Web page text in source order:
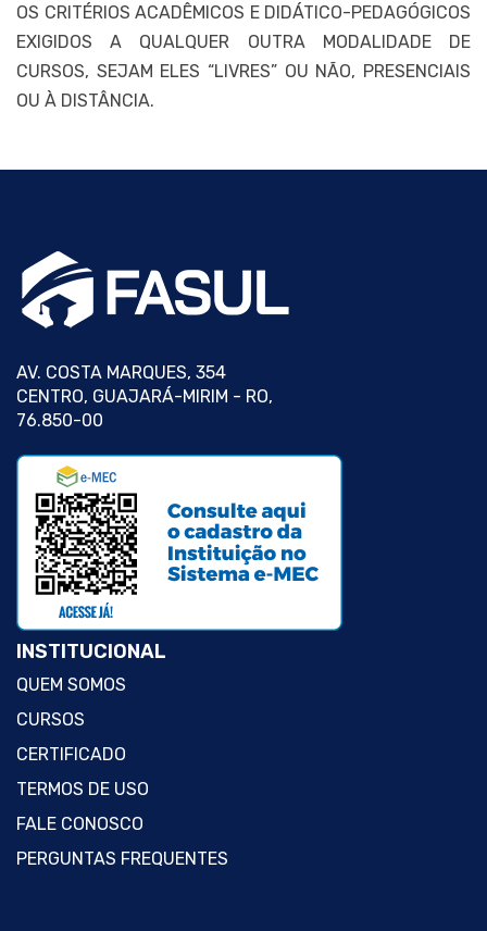
OS CRITÉRIOS ACADÊMICOS E DIDÁTICO-PEDAGÓGICOS
EXIGIDOS A QUALQUER OUTRA MODALIDADE DE
CURSOS, SEJAM ELES “LIVRES” OU NÃO, PRESENCIAIS
OU À DISTÂNCIA.
AV. COSTA MARQUES, 354
CENTRO, GUAJARÁ-MIRIM - RO,
76.850-00
INSTITUCIONAL
QUEM SOMOS
CURSOS
CERTIFICADO
TERMOS DE USO
FALE CONOSCO
PERGUNTAS FREQUENTES